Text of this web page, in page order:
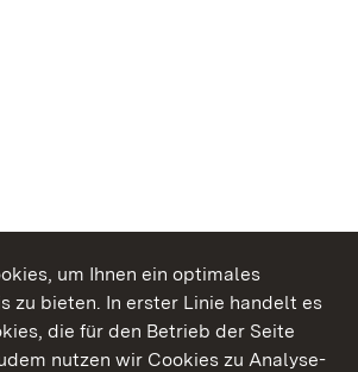
um Ihnen ein optimales
zu bieten. In erster Linie handelt es
die für den Betrieb der Seite
nutzen wir Cookies zu Analyse-
Genießen.